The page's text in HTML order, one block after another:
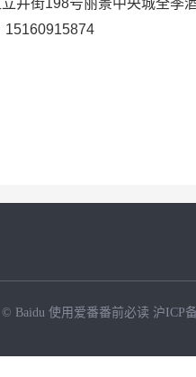
井街198号丽景中央城全季
15160915874
© Baidu 使用爱番番前必读 沪ICP